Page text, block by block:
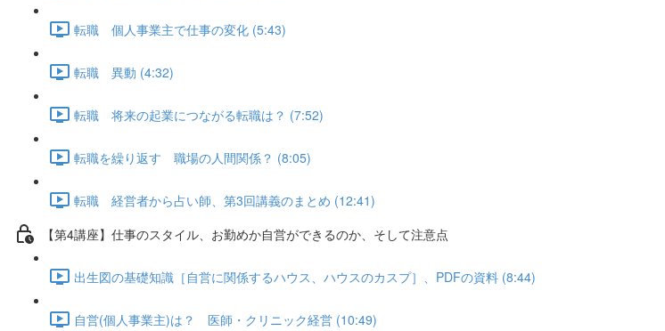
転職 個人事業主で仕事の変化 (5:43)
転職 異動 (4:32)
転職 将来の起業につながる転職は？ (7:52)
転職を繰り返す 職場の人間関係？ (8:05)
転職 経営者から占い師、第3回講義のまとめ (12:41)
【第4講座】仕事のスタイル、お勤めか自営ができるのか、そして注意点
出生図の基礎知識［自営に関係するハウス、ハウスのカスプ］、PDFの資料 (8:44)
自営(個人事業主)は？ 医師・クリニック経営 (10:49)